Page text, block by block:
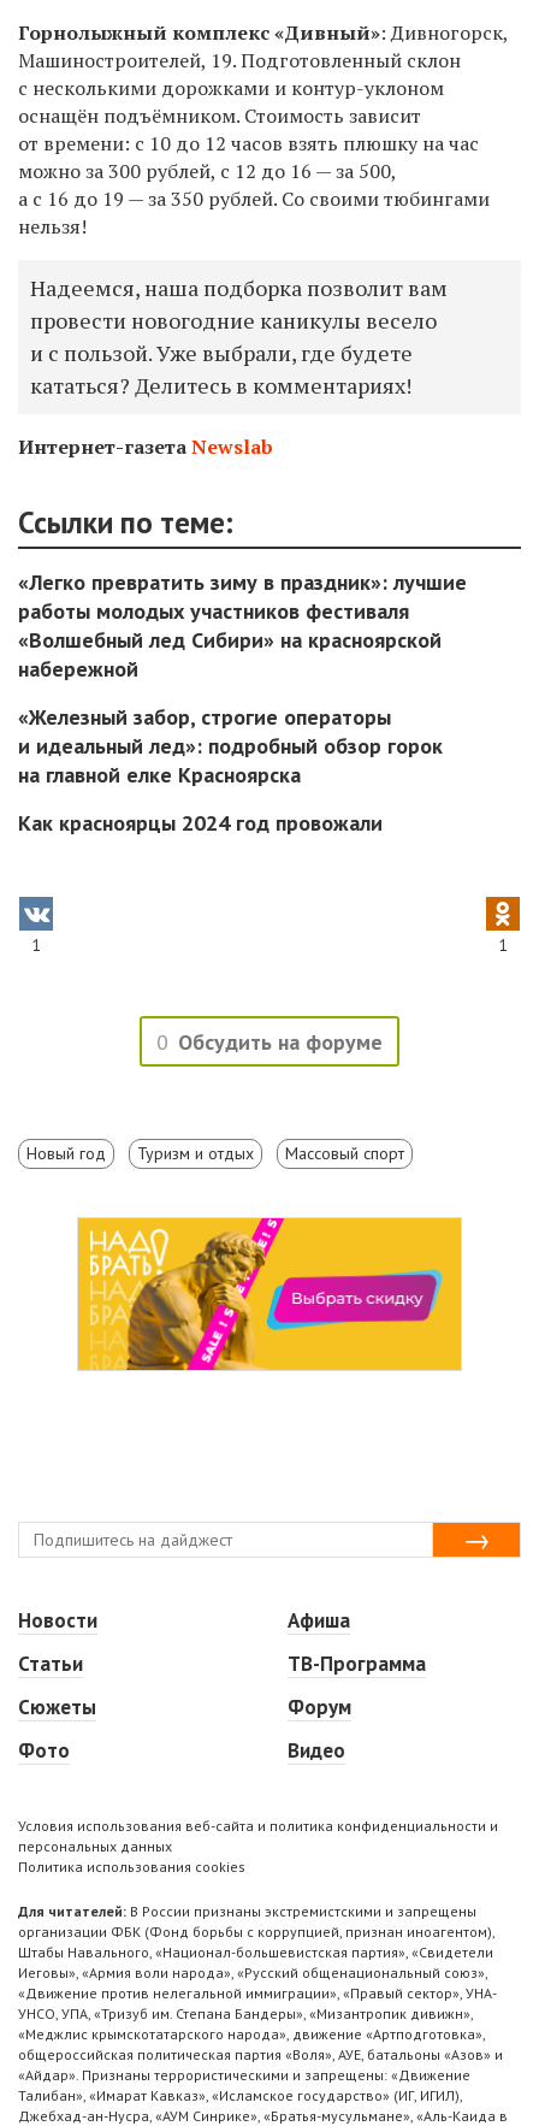
Горнолыжный комплекс «Дивный»: Дивногорск,
Машиностроителей, 19. Подготовленный склон
с несколькими дорожками и контур-уклоном
оснащён подъёмником. Стоимость зависит
от времени: с 10 до 12 часов взять плюшку на час
можно за 300 рублей, с 12 до 16 — за 500,
а с 16 до 19 — за 350 рублей. Со своими тюбингами
нельзя!
Надеемся, наша подборка позволит вам
провести новогодние каникулы весело
и с пользой. Уже выбрали, где будете
кататься? Делитесь в комментариях!
Интернет-газетаNewslab
Ссылки по теме:
«Легко превратить зиму в праздник»: лучшие
работы молодых участников фестиваля
«Волшебный лед Сибири» на красноярской
набережной
«Железный забор, строгие операторы
и идеальный лед»: подробный обзор горок
на главной елке Красноярска
Как красноярцы 2024 год провожали
1 1
0 Обсудить на форуме
Новый год Туризм и отдых Массовый спорт
Новости
Статьи
Сюжеты
Фото
Афиша
ТВ-Программа
Форум
Видео
Условия использования веб-сайта и политика конфиденциальности и
персональных данных
Политика использования cookies
Для читателей: В России признаны экстремистскими и запрещены
организации ФБК (Фонд борьбы с коррупцией, признан иноагентом),
Штабы Навального, «Национал-большевистская партия», «Свидетели
Иеговы», «Армия воли народа», «Русский общенациональный союз»,
«Движение против нелегальной иммиграции», «Правый сектор», УНА-
УНСО, УПА, «Тризуб им. Степана Бандеры», «Мизантропик дивижн»,
«Меджлис крымскотатарского народа», движение «Артподготовка»,
общероссийская политическая партия «Воля», АУЕ, батальоны «Азов» и
«Айдар». Признаны террористическими и запрещены: «Движение
Талибан», «Имарат Кавказ», «Исламское государство» (ИГ, ИГИЛ),
Джебхад-ан-Нусра, «АУМ Синрике», «Братья-мусульмане», «Аль-Каида в